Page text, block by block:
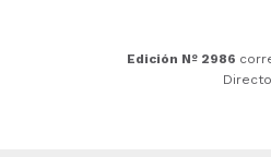
Edición Nº 2986